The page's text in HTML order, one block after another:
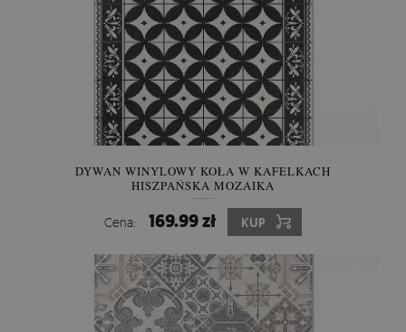
DYWAN WINYLOWY KOŁA W KAFELKACH
HISZPAŃSKA MOZAIKA
Cena: 169.99 zł KUP